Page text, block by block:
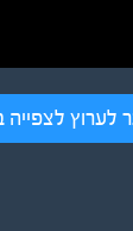
לערוץ לצפייה